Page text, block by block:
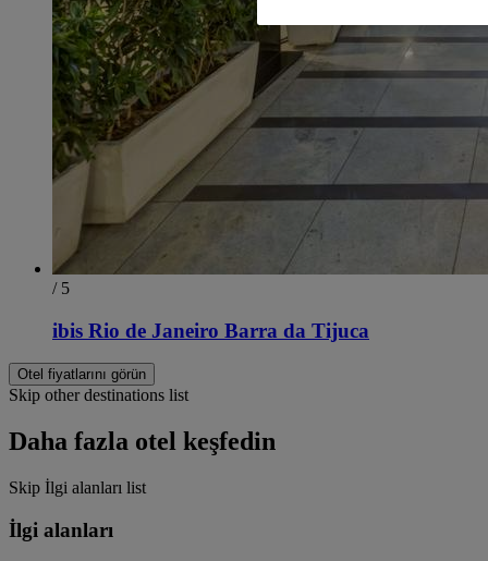
/ 5
ibis Rio de Janeiro Barra da Tijuca
Otel fiyatlarını görün
Skip other destinations list
Daha fazla otel keşfedin
Skip İlgi alanları list
İlgi alanları